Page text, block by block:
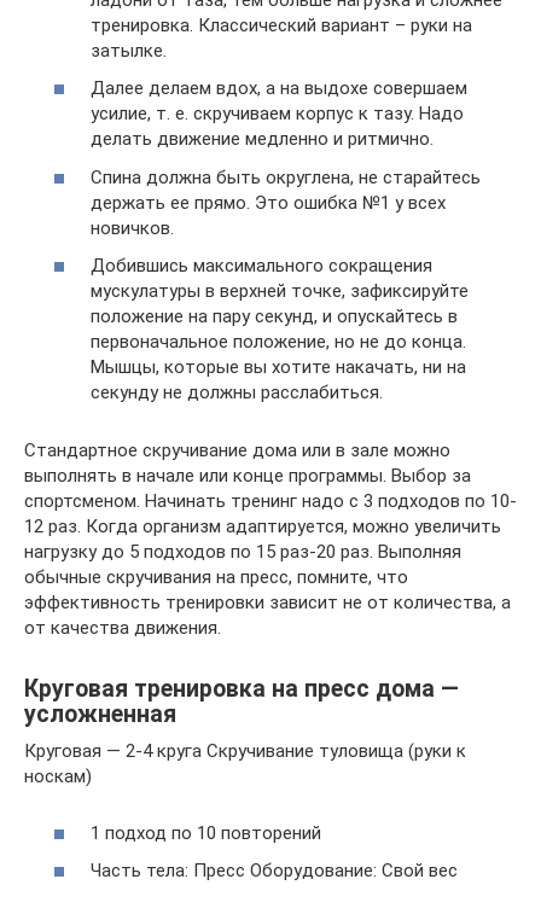
тренировка. Классический вариант – руки на
затылке.
Далее делаем вдох, а на выдохе совершаем
усилие, т. е. скручиваем корпус к тазу. Надо
делать движение медленно и ритмично.
Спина должна быть округлена, не старайтесь
держать ее прямо. Это ошибка №1 у всех
новичков.
Добившись максимального сокращения
мускулатуры в верхней точке, зафиксируйте
положение на пару секунд, и опускайтесь в
первоначальное положение, но не до конца.
Мышцы, которые вы хотите накачать, ни на
секунду не должны расслабиться.
Стандартное скручивание дома или в зале можно
выполнять в начале или конце программы. Выбор за
спортсменом. Начинать тренинг надо с 3 подходов по 10-
12 раз. Когда организм адаптируется, можно увеличить
нагрузку до 5 подходов по 15 раз-20 раз. Выполняя
обычные скручивания на пресс, помните, что
эффективность тренировки зависит не от количества, а
от качества движения.
Круговая тренировка на пресс дома —
усложненная
Круговая — 2-4 круга Скручивание туловища (руки к
носкам)
1 подход по 10 повторений
Часть тела: Пресс Оборудование: Свой вес